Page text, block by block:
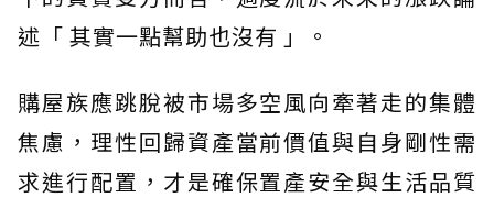
述「 其實一點幫助也沒有 」。
購屋族應跳脫被市場多空風向牽著走的集體
焦慮，理性回歸資產當前價值與自身剛性需
求進行配置，才是確保置產安全與生活品質